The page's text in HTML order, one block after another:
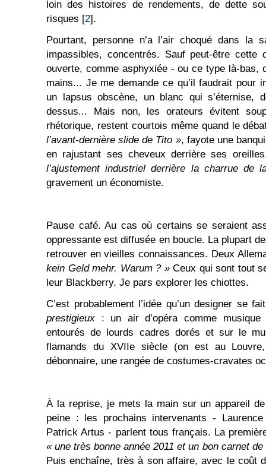
loin des histoires de rendements, de dette
risques [2].
Pourtant, personne n’a l’air choqué dans la
impassibles, concentrés. Sauf peut-être cette
ouverte, comme asphyxiée - ou ce type là-bas,
mains... Je me demande ce qu’il faudrait pour
un lapsus obscène, un blanc qui s’éternise,
dessus... Mais non, les orateurs évitent
rhétorique, restent courtois même quand le
l’avant-dernière slide de Tito », fayote une
en rajustant ses cheveux derrière ses
l’ajustement industriel derrière la charrue de
gravement un économiste.
Pause café. Au cas où certains se seraient
oppressante est diffusée en boucle. La plupart
retrouver en vieilles connaissances. Deux
kein Geld mehr. Warum ? »Ceux qui sont tout
leur Blackberry. Je pars explorer les chiottes.
C’est probablement l’idée qu’un designer se
prestigieux : un air d’opéra comme musique
entourés de lourds cadres dorés et sur le
flamands du XVIIe siècle (on est au
débonnaire, une rangée de costumes-cravates
À la reprise, je mets la main sur un appareil
peine : les prochains intervenants -
Patrick Artus - parlent tous français. La
« une très bonne année 2011 et un bon carnet
Puis enchaîne, très à son affaire, avec le coût